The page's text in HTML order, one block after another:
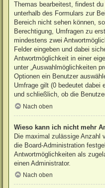
Themas bearbeitest, findest du
unterhalb des Formulars zur
Bereich nicht sehen können,
Berechtigung, Umfragen zu
mindestens zwei
Felder eingeben und dabei
Antwortmöglichkeit in einer
unter „Auswahlmöglichkeiten
Optionen ein Benutzer
Umfrage gilt (0 bedeutet dabei
und schließlich, ob die
Nach oben
Wieso kann ich nicht mehr
Die maximal zulässige Anzahl
die Board-Administration
Antwortmöglichkeiten als
einen Administrator.
Nach oben